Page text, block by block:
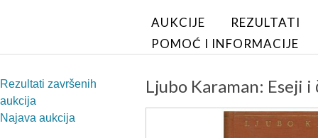
AUKCIJE
REZULTATI
POMOĆ I INFORMACIJE
Rezultati završenih
aukcija
Najava aukcija
Ljubo Karaman: Eseji